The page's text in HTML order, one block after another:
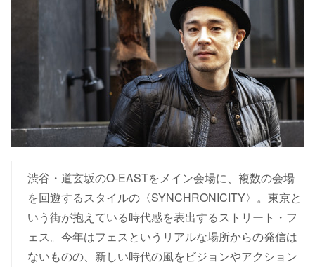
渋谷・道玄坂のO-EASTをメイン会場に、複数の会場
を回遊するスタイルの〈SYNCHRONICITY〉。東京と
いう街が抱えている時代感を表出するストリート・フ
ェス。今年はフェスというリアルな場所からの発信は
ないものの、新しい時代の風をビジョンやアクション